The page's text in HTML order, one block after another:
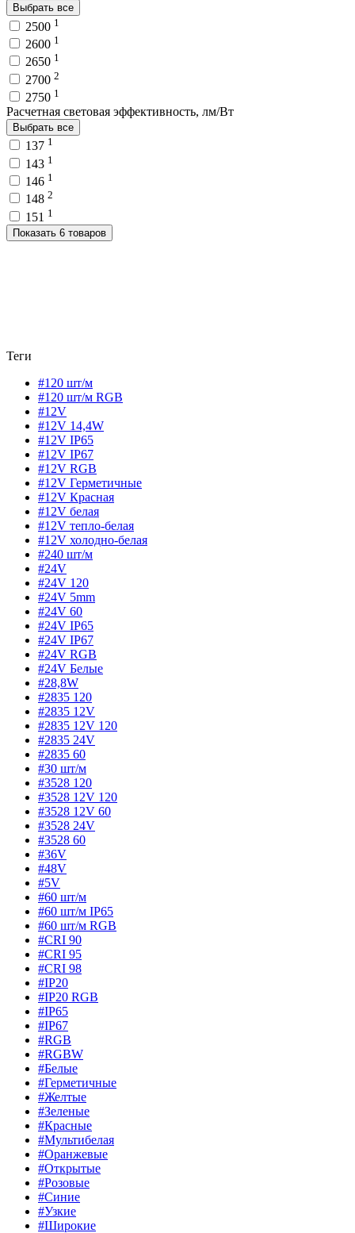
Выбрать все
2500 1
2600 1
2650 1
2700 2
2750 1
Расчетная световая эффективность, лм/Вт
Выбрать все
137 1
143 1
146 1
148 2
151 1
Показать 6 товаров
Теги
#120 шт/м
#120 шт/м RGB
#12V
#12V 14,4W
#12V IP65
#12V IP67
#12V RGB
#12V Герметичные
#12V Красная
#12V белая
#12V тепло-белая
#12V холодно-белая
#240 шт/м
#24V
#24V 120
#24V 5mm
#24V 60
#24V IP65
#24V IP67
#24V RGB
#24V Белые
#28,8W
#2835 120
#2835 12V
#2835 12V 120
#2835 24V
#2835 60
#30 шт/м
#3528 120
#3528 12V 120
#3528 12V 60
#3528 24V
#3528 60
#36V
#48V
#5V
#60 шт/м
#60 шт/м IP65
#60 шт/м RGB
#CRI 90
#CRI 95
#CRI 98
#IP20
#IP20 RGB
#IP65
#IP67
#RGB
#RGBW
#Белые
#Герметичные
#Желтые
#Зеленые
#Красные
#Мультибелая
#Оранжевые
#Открытые
#Розовые
#Синие
#Узкие
#Широкие